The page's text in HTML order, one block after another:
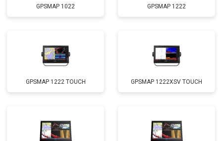
GPSMAP 1022 GPSMAP 1222
GPSMAP 1222 TOUCH GPSMAP 1222XSV TOUCH